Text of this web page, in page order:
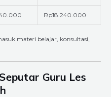
Rp18.240.000
materi belajar, konsultasi,
Guru Les